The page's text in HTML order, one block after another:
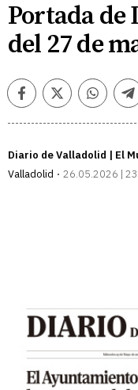
Portada de
del 27 de
FacebookTwitter
Diario de Valladolid | El
Valladolid
26.05.2026 |